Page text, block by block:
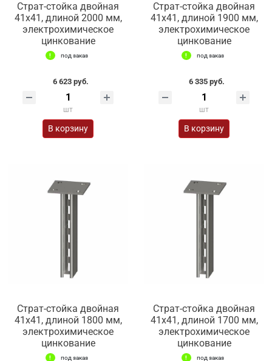
Страт-стойка двойная
41х41, длиной 2000 мм,
электрохимическое
цинкование
под заказ
6 623 руб.
шт
В корзину
Страт-стойка двойная
41х41, длиной 1900 мм,
электрохимическое
цинкование
под заказ
6 335 руб.
шт
В корзину
Страт-стойка двойная
41х41, длиной 1800 мм,
электрохимическое
цинкование
под заказ
Страт-стойка двойная
41х41, длиной 1700 мм,
электрохимическое
цинкование
под заказ